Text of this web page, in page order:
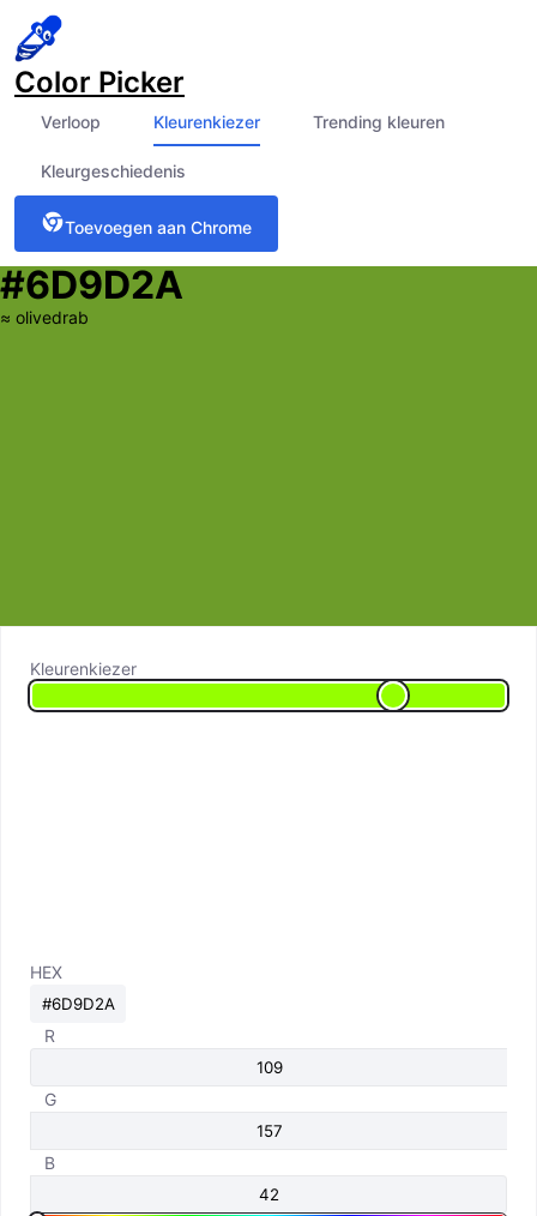
Color Picker
Verloop Kleurenkiezer Trending kleuren
Kleurgeschiedenis
Toevoegen aan Chrome
#6D9D2A
≈ olivedrab
Kleurenkiezer
HEX
R
G
B